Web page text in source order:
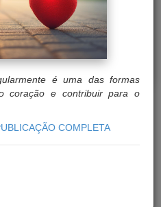
NOVO PORTAL
acesso ao App
ao novo Portal
é uma das formas
coração e contribuir para o
COMPLETA